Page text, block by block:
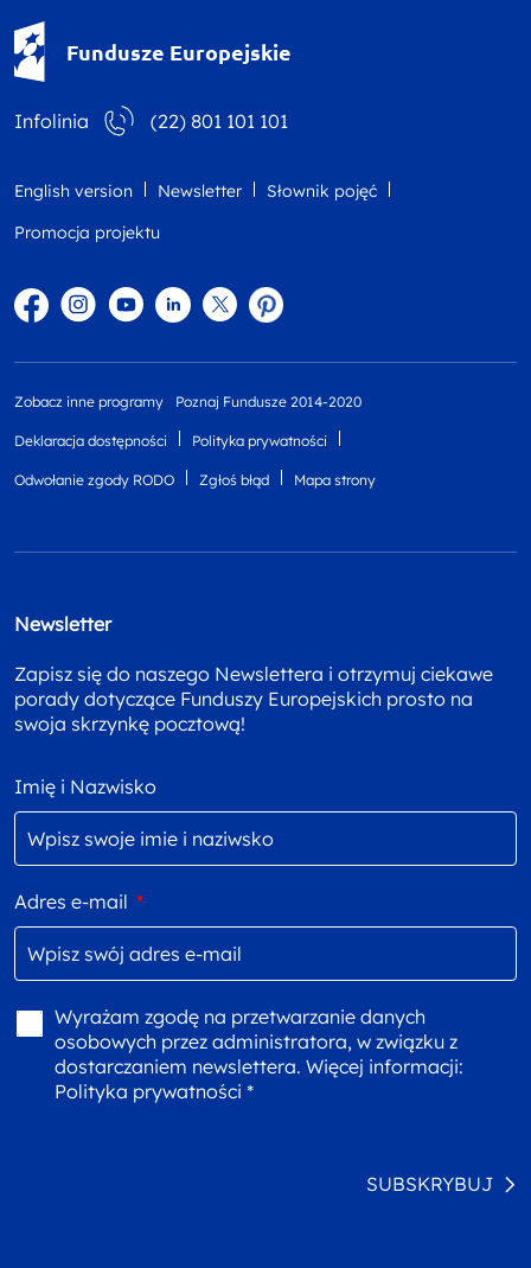
Fundusze Europejskie
Infolinia (22) 801 101 101
English version Newsletter
Słownik pojęć
Promocja projektu
FacebookInstagram
YouTubeLinkedintwitterPinterest
Zobacz inne programy Poznaj Fundusze 2014-2020
Deklaracja dostępności Polityka prywatności
Odwołanie zgody RODO Zgłoś błąd Mapa strony
Newsletter
Zapisz się do naszego Newslettera i otrzymuj ciekawe
porady dotyczące Funduszy Europejskich prosto na
swoja skrzynkę pocztową!
Imię i Nazwisko
Adres e-mail *
Wyrażam zgodę na przetwarzanie danych
osobowych przez administratora, w związku z
dostarczaniem newslettera. Więcej informacji:
Polityka prywatności *
SUBSKRYBUJ